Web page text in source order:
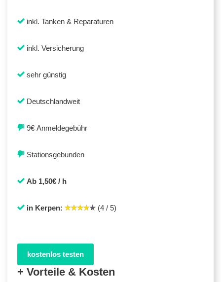
inkl. Tanken & Reparaturen
inkl. Versicherung
sehr günstig
Deutschlandweit
9€ Anmeldegebühr
Stationsgebunden
Ab 1,50€ / h
in Kerpen: (4 / 5)
kostenlos testen
+ Vorteile & Kosten